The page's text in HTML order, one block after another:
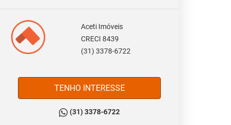
Aceti Imóveis
CRECI 8439
(31) 3378-6722
TENHO INTERESSE
(31) 3378-6722